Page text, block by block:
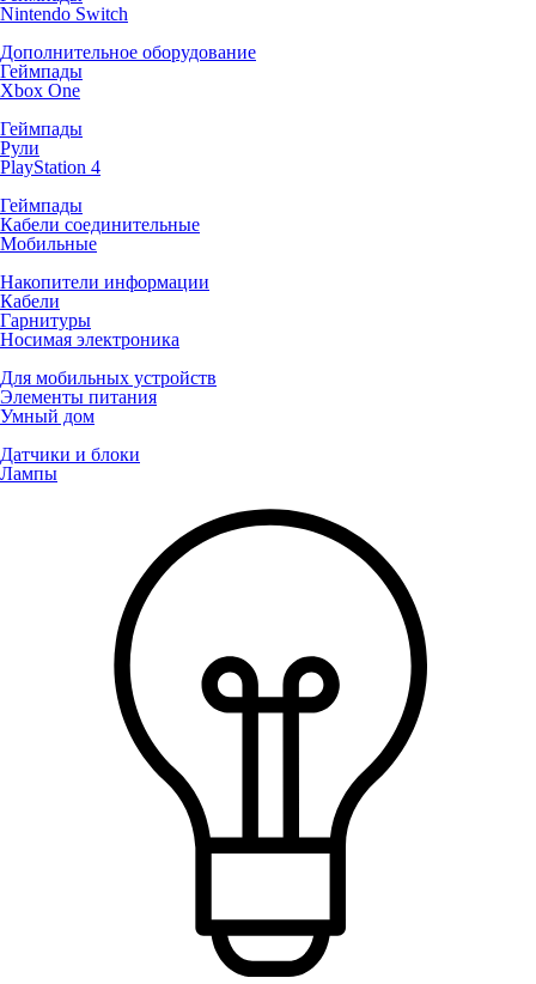
Nintendo Switch
Дополнительное оборудование
Геймпады
Xbox One
Геймпады
Рули
PlayStation 4
Геймпады
Кабели соединительные
Мобильные
Накопители информации
Кабели
Гарнитуры
Носимая электроника
Для мобильных устройств
Элементы питания
Умный дом
Датчики и блоки
Лампы